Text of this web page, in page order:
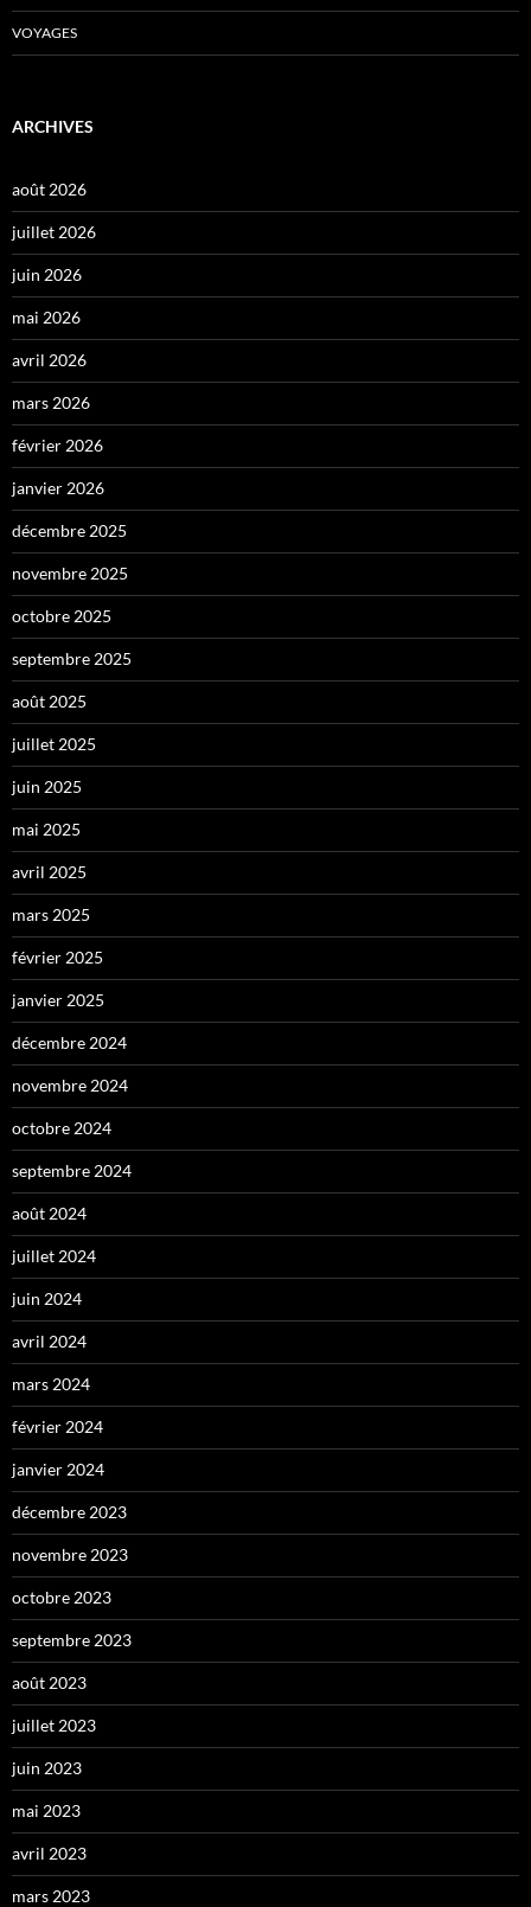
VOYAGES
ARCHIVES
août 2026
juillet 2026
juin 2026
mai 2026
avril 2026
mars 2026
février 2026
janvier 2026
décembre 2025
novembre 2025
octobre 2025
septembre 2025
août 2025
juillet 2025
juin 2025
mai 2025
avril 2025
mars 2025
février 2025
janvier 2025
décembre 2024
novembre 2024
octobre 2024
septembre 2024
août 2024
juillet 2024
juin 2024
avril 2024
mars 2024
février 2024
janvier 2024
décembre 2023
novembre 2023
octobre 2023
septembre 2023
août 2023
juillet 2023
juin 2023
mai 2023
avril 2023
mars 2023